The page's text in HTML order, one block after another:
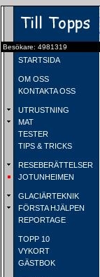
Besökare: 4981319
STARTSIDA
OM OSS
KONTAKTA OSS
UTRUSTNING
MAT
TESTER
TIPS & TRICKS
RESEBERÄTTELSER
JOTUNHEIMEN
GLACIÄRTEKNIK
FÖRSTA HJÄLPEN
REPORTAGE
TOPP 10
VYKORT
GÄSTBOK